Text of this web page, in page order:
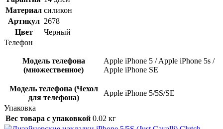
Материал силикон
Артикул 2678
Цвет
Черный
Телефон
Модель телефона
(множественное)
Apple iPhone 5 / Apple iPhone 5s /
Apple iPhone SE
Модель телефона (Чехол
для телефона)
Apple iPhone 5/5S/SE
Упаковка
Вес товара с упаковкой 0.02 кг